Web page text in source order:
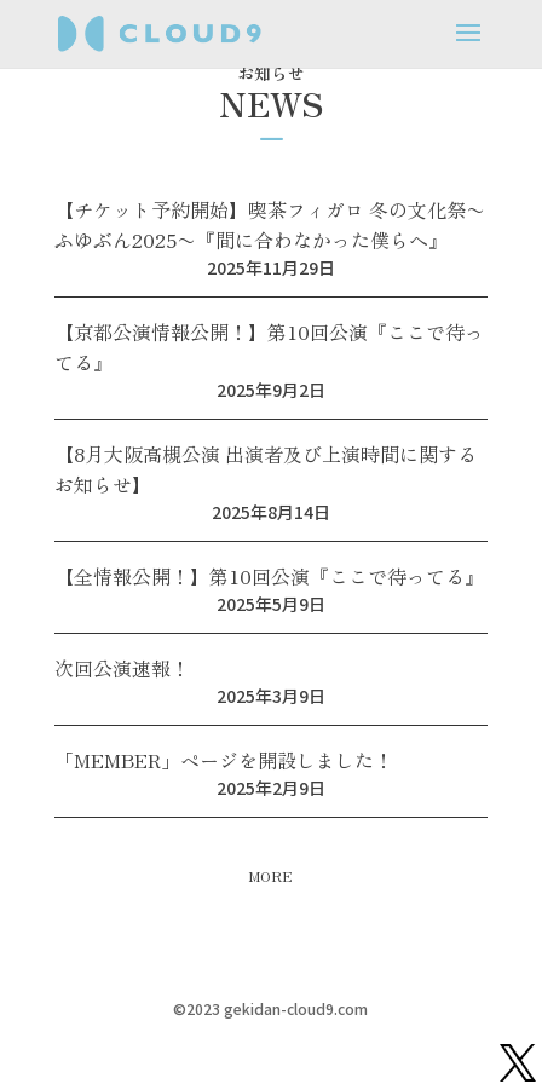
お知らせ
NEWS
K
【チケット予約開始】喫茶フィガロ 冬の文化祭〜
ふゆぶん2025〜『間に合わなかった僕らへ』
2025年11月29日
【京都公演情報公開！】第10回公演『ここで待っ
てる』
2025年9月2日
【8月大阪高槻公演 出演者及び上演時間に関する
お知らせ】
2025年8月14日
【全情報公開！】第10回公演『ここで待ってる』
2025年5月9日
次回公演速報！
2025年3月9日
「MEMBER」ページを開設しました！
2025年2月9日
MORE
©︎2023 gekidan-cloud9.com